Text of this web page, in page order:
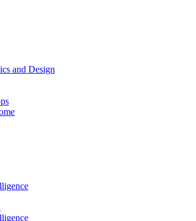
and Design